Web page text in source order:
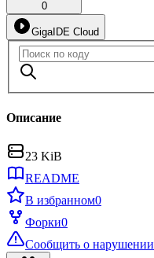
0
GigaIDE Cloud
Описание
23 KiB
README
В избранном0
Форки0
Сообщить о нарушении